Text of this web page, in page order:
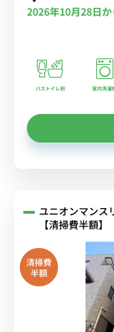
2026年10月28日
バストイレ別 室内洗濯
ユニオンマンス
【清掃費半額】
清掃費
半額